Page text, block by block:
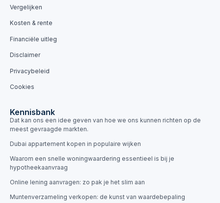
Vergelijken
Kosten & rente
Financiële uitleg
Disclaimer
Privacybeleid
Cookies
Kennisbank
Dat kan ons een idee geven van hoe we ons kunnen richten op de
meest gevraagde markten.
Dubai appartement kopen in populaire wijken
Waarom een snelle woningwaardering essentieel is bij je
hypotheekaanvraag
Online lening aanvragen: zo pak je het slim aan
Muntenverzameling verkopen: de kunst van waardebepaling